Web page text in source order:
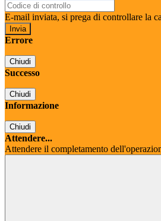
E-mail inviata, si prega di controllare la
Errore
Chiudi
Successo
Chiudi
Informazione
Chiudi
Attendere...
Attendere il completamento